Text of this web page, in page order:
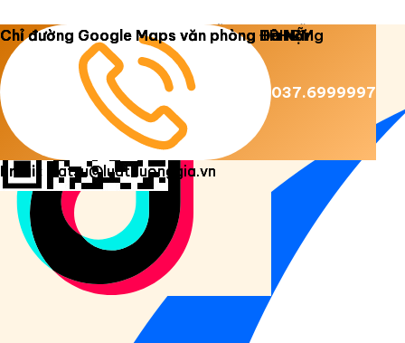
Copyright 2026 © Luật Dương Gia